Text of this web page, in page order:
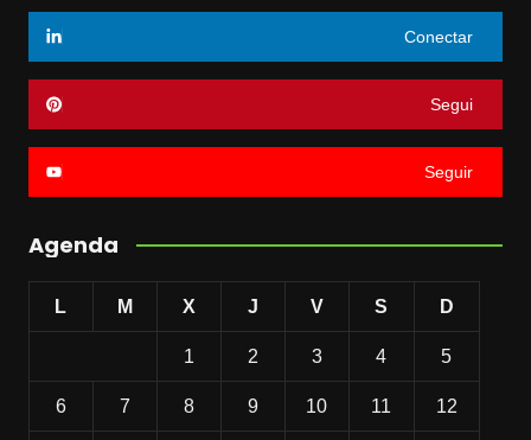
Conectar
Segui
Seguir
Agenda
L M X J V S D
1 2 3 4 5
6 7 8 9 10 11 12